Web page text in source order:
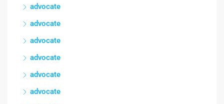
advocate
advocate
advocate
advocate
advocate
advocate